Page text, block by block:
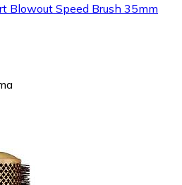
Blowout Speed Brush 35mm